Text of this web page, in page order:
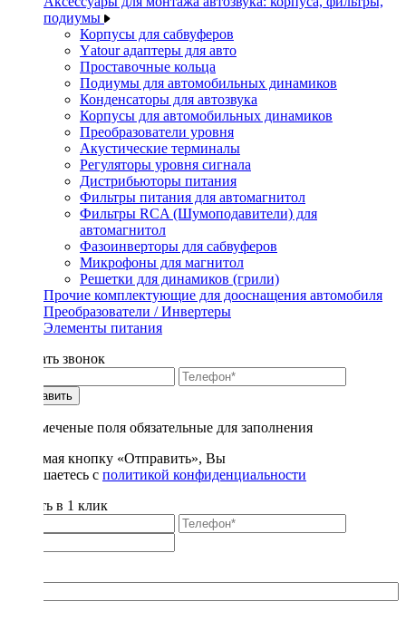
подиумы
Корпусы для сабвуферов
Yаtour адаптеры для авто
Проставочные кольца
Подиумы для автомобильных динамиков
Конденсаторы для автозвука
Корпусы для автомобильных динамиков
Преобразователи уровня
Акустические терминалы
Регуляторы уровня сигнала
Дистрибьюторы питания
Фильтры питания для автомагнитол
Фильтры RCA (Шумоподавители) для
автомагнитол
Фазоинверторы для сабвуферов
Микрофоны для магнитол
Решетки для динамиков (грили)
Прочие комплектующие для дооснащения автомобиля
Преобразователи / Инвертеры
Элементы питания
Заказать звонок
Отправить
* - отмеченые поля обязательные для заполнения
Нажимая кнопку «Отправить», Вы
соглашаетесь с политикой конфиденциальности
Купить в 1 клик